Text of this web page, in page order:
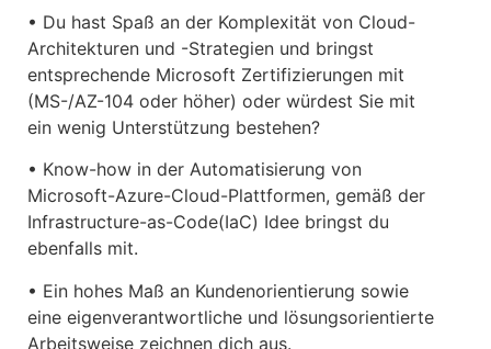
• Du hast Spaß an der Komplexität von Cloud-
Architekturen und -Strategien und bringst
entsprechende Microsoft Zertifizierungen mit
(MS-/AZ-104 oder höher) oder würdest Sie mit
ein wenig Unterstützung bestehen?
• Know-how in der Automatisierung von
Microsoft-Azure-Cloud-Plattformen, gemäß der
Infrastructure-as-Code(IaC) Idee bringst du
ebenfalls mit.
• Ein hohes Maß an Kundenorientierung sowie
eine eigenverantwortliche und lösungsorientierte
Arbeitsweise zeichnen dich aus.